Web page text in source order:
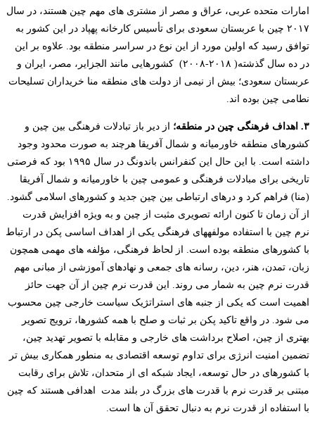
امارات متحده عربی، عراق و مصر از مشتری ­های مهم چین هستند، در سال
۲۰۱۷ چین با عربستان سعودی برای تأسیس کارخانه پهپاد در این کشور به
توافق رسید که اولین مورد از این نوع در سراسر منطقه بود. علاوه بر این
در ده سال گذشته( ۲۰۱۸-۲۰۰۸) کشورهایی مانند الجزایر، مصر، ایران و
عربستان سعودی؛ بیش از نیمی از دولت­ های منطقه منا خریداران تسلیحات
نطامی چین بوده اند.
۳. اهداف فرهنگی چین در منطقه؛
از دیر باز تبادلات فرهنگی بین چین و
کشورهای منطقه خاورمیانه و شمال آفریقا هرچند به صورت محدود وجود
داشته است. با این حال این کنفرانس باندونگ در سال ۱۹۹۵ بود که فرصتی
تاریخی برای مبادلات فرهنگی و عمومی چین با خاورمیانه و شمال آفریقا
(منا) فراهم کرد و درهای ارتباطی بین چین جدید و کشورهای اسلامی گشود.
از آن زمان تا کنون ارائه تصویری مثبت از چین و به ویژه افزایش قدرت
نرم چین با استفاده مولفه­های فرهنگی یکی از اهداف اساسی پکن در ارتباط
با کشورهای منطقه بوده است. از لحاظ فرهنگی، مؤلفه ­های مهمی همچون
زبان، تمدن، هنر، دین، رسانه­ های جمعی و نهادهای آموزشی از مبانی مهم
قدرت نرم چین به شمار می روند. این قدرت نرم چین از آن جهت حائز
اهمیت است که یکی از جنبه ­های استراتژیک سیاست خارجی چین محسوب
می­ شود. در واقع تاکید پکن بر ثبات و صلح با همه کشورها، ترویج تصویر
بهتری از چین، اصلاح برداشت­ های خارجی و مقابله با تصویر تهدید چین،
تضمین امنیت انرژی برای تداوم توسعه اقتصادی به منطور همکاری بیش تر
با کشورهای در حال توسعه، ایجاد شبکه ­ای از متحدان، تلاش برای رقابت
مبتنی بر قدرت نرم با قدرت­ های بزرگ در بلند مدت اهدافی هستند که چین
با استفاده از قدرت نرم به دنبال تحقق آن ها است.